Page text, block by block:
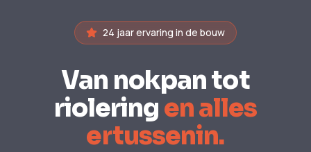
24 jaar ervaring in de bouw
Van nokpan tot
riolering en alles
ertussenin.